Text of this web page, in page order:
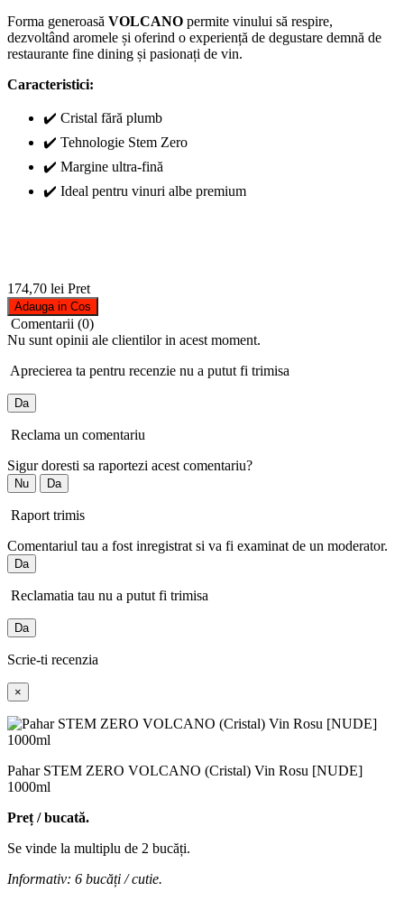
Forma generoasă VOLCANO permite vinului să respire,
dezvoltând aromele și oferind o experiență de degustare demnă de
restaurante fine dining și pasionați de vin.
Caracteristici:
✔️ Cristal fără plumb
✔️ Tehnologie Stem Zero
✔️ Margine ultra-fină
✔️ Ideal pentru vinuri albe premium
174,70 lei Pret
Adauga in Cos
Comentarii (0)
Nu sunt opinii ale clientilor in acest moment.
Aprecierea ta pentru recenzie nu a putut fi trimisa
Da
Reclama un comentariu
Sigur doresti sa raportezi acest comentariu?
Nu Da
Raport trimis
Comentariul tau a fost inregistrat si va fi examinat de un moderator.
Da
Reclamatia tau nu a putut fi trimisa
Da
Scrie-ti recenzia
×
Pahar STEM ZERO VOLCANO (Cristal) Vin Rosu [NUDE]
1000ml
Preț / bucată.
Se vinde la multiplu de 2 bucăți.
Informativ: 6 bucăți / cutie.